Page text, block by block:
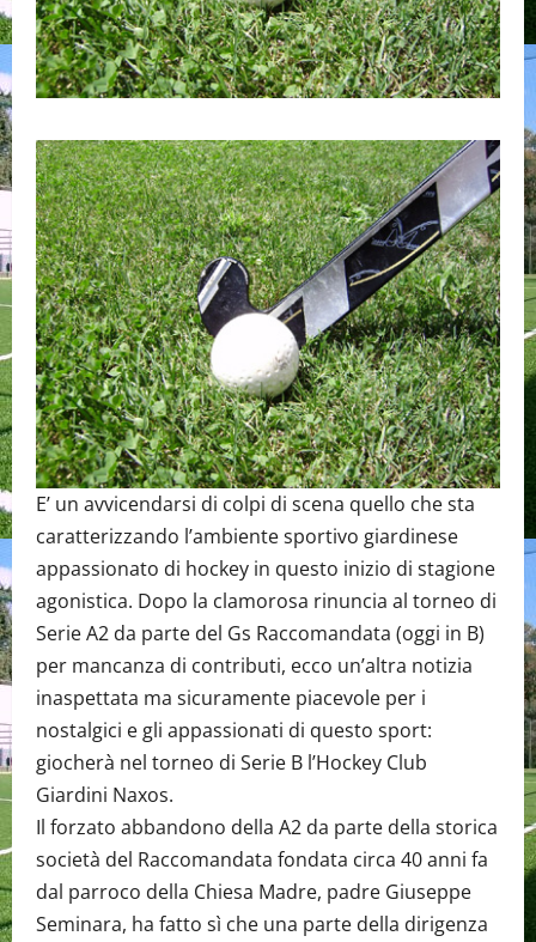
E’ un avvicendarsi di colpi di scena quello che sta
caratterizzando l’ambiente sportivo giardinese
appassionato di hockey in questo inizio di stagione
agonistica. Dopo la clamorosa rinuncia al torneo di
Serie A2 da parte del Gs Raccomandata (oggi in B)
per mancanza di contributi, ecco un’altra notizia
inaspettata ma sicuramente piacevole per i
nostalgici e gli appassionati di questo sport:
giocherà nel torneo di Serie B l’Hockey Club
Giardini Naxos.
Il forzato abbandono della A2 da parte della storica
società del Raccomandata fondata circa 40 anni fa
dal parroco della Chiesa Madre, padre Giuseppe
Seminara, ha fatto sì che una parte della dirigenza